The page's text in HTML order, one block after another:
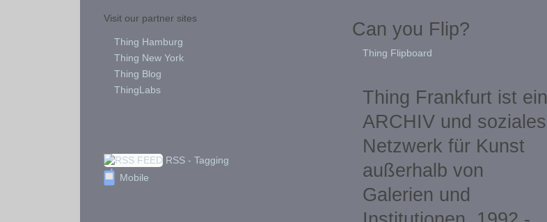
Visit our partner sites
Thing Hamburg
Thing New York
Thing Blog
ThingLabs
RSS - Tagging
Mobile
Can you Flip?
Thing Flipboard
Thing Frankfurt ist ein
ARCHIV und soziales
Netzwerk für Kunst
außerhalb von
Galerien und